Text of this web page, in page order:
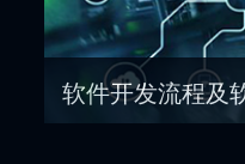
软件开发流程及